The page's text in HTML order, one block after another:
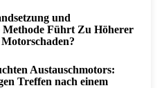
und
Methode Führt Zu Höherer
Austauschmotors:
Treffen nach einem